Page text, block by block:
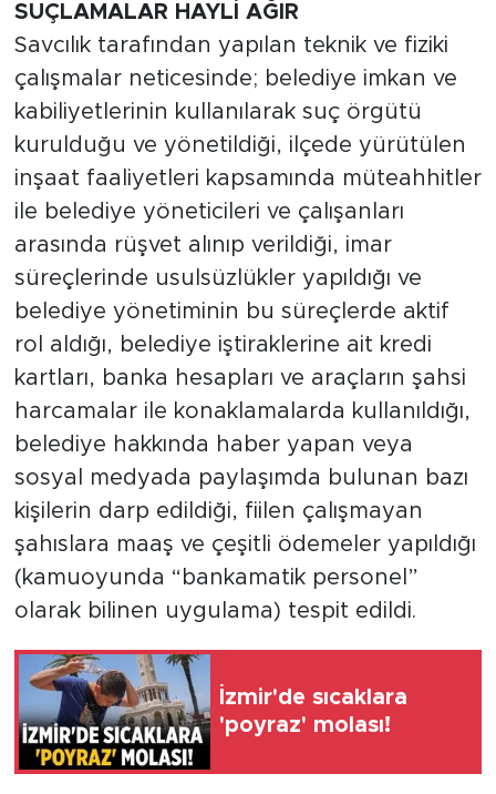
SUÇLAMALAR HAYLİ AĞIR
Savcılık tarafından yapılan teknik ve fiziki
çalışmalar neticesinde; belediye imkan ve
kabiliyetlerinin kullanılarak suç örgütü
kurulduğu ve yönetildiği, ilçede yürütülen
inşaat faaliyetleri kapsamında müteahhitler
ile belediye yöneticileri ve çalışanları
arasında rüşvet alınıp verildiği, imar
süreçlerinde usulsüzlükler yapıldığı ve
belediye yönetiminin bu süreçlerde aktif
rol aldığı, belediye iştiraklerine ait kredi
kartları, banka hesapları ve araçların şahsi
harcamalar ile konaklamalarda kullanıldığı,
belediye hakkında haber yapan veya
sosyal medyada paylaşımda bulunan bazı
kişilerin darp edildiği, fiilen çalışmayan
şahıslara maaş ve çeşitli ödemeler yapıldığı
(kamuoyunda “bankamatik personel”
olarak bilinen uygulama) tespit edildi.
İzmir'de sıcaklara
'poyraz' molası!